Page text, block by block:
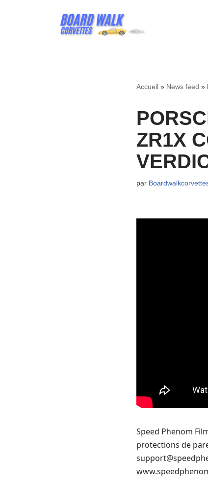
Accueil» News feed »
ZR1X
par
Speed ​​Phenom
protections de